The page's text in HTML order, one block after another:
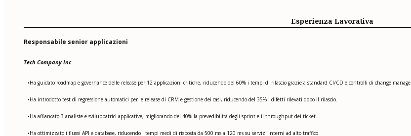
Esperienza Lavorativa
Responsabile senior applicazioni
Tech Company Inc
•Ha guidato roadmap e governance delle release per 12 applicazioni critiche, riducendo del 60% i tempi di rilascio grazie a standard CI/CD e controlli di change
•Ha introdotto test di regressione automatici per le release di CRM e gestione dei casi, riducendo del 35% i difetti rilevati dopo il rilascio.
•Ha affiancato 3 analiste e sviluppatrici applicative, migliorando del 40% la prevedibilità degli sprint e il throughput dei ticket.
•Ha ottimizzato i flussi API e database, riducendo i tempi medi di risposta da 500 ms a 120 ms su servizi interni ad alto traffico.